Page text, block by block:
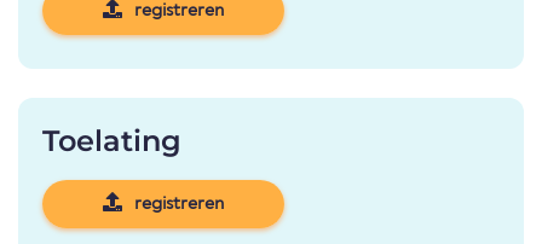
registreren
Toelating
registreren